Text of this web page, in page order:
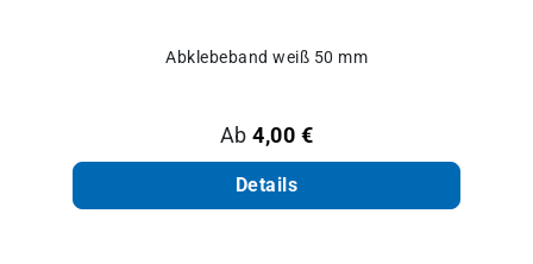
Abklebeband weiß 50 mm
Regulärer Preis:
Ab4,00 €
Details